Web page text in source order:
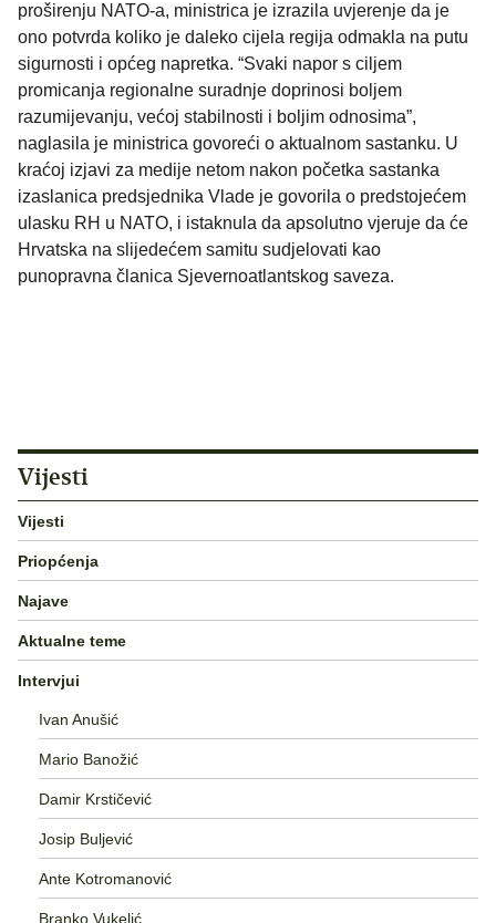
proširenju NATO-a, ministrica je izrazila uvjerenje da je
ono potvrda koliko je daleko cijela regija odmakla na putu
sigurnosti i općeg napretka. “Svaki napor s ciljem
promicanja regionalne suradnje doprinosi boljem
razumijevanju, većoj stabilnosti i boljim odnosima”,
naglasila je ministrica govoreći o aktualnom sastanku. U
kraćoj izjavi za medije netom nakon početka sastanka
izaslanica predsjednika Vlade je govorila o predstojećem
ulasku RH u NATO, i istaknula da apsolutno vjeruje da će
Hrvatska na slijedećem samitu sudjelovati kao
punopravna članica Sjevernoatlantskog saveza.
Vijesti
Vijesti
Priopćenja
Najave
Aktualne teme
Intervjui
Ivan Anušić
Mario Banožić
Damir Krstičević
Josip Buljević
Ante Kotromanović
Branko Vukelić